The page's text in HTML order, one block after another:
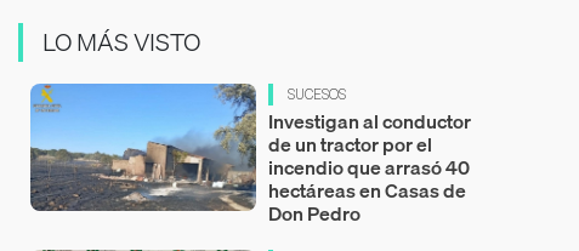
LO MÁS VISTO
SUCESOS
Investigan al conductor
de un tractor por el
incendio que arrasó 40
hectáreas en Casas de
Don Pedro